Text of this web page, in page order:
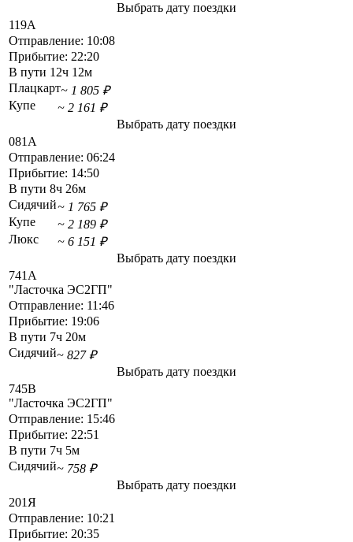
Выбрать дату поездки
119А
Отправление: 10:08
Прибытие: 22:20
В пути 12ч 12м
Плацкарт~ 1 805 ₽
Купе
~ 2 161 ₽
Выбрать дату поездки
081А
Отправление: 06:24
Прибытие: 14:50
В пути 8ч 26м
Сидячий~ 1 765 ₽
Купе
~ 2 189 ₽
Люкс
~ 6 151 ₽
Выбрать дату поездки
741А
"Ласточка ЭС2ГП"
Отправление: 11:46
Прибытие: 19:06
В пути 7ч 20м
Сидячий~ 827 ₽
Выбрать дату поездки
745В
"Ласточка ЭС2ГП"
Отправление: 15:46
Прибытие: 22:51
В пути 7ч 5м
Сидячий~ 758 ₽
Выбрать дату поездки
201Я
Отправление: 10:21
Прибытие: 20:35